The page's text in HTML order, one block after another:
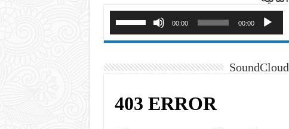
00:00
00:00
SoundCloud